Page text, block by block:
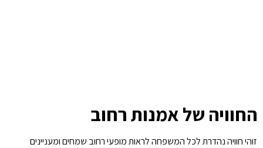
החוויה של אמנות רחוב
זוהי חוויה נהדרת לכל המשפחה לראות מופעי רחוב שמחים ומעניינים